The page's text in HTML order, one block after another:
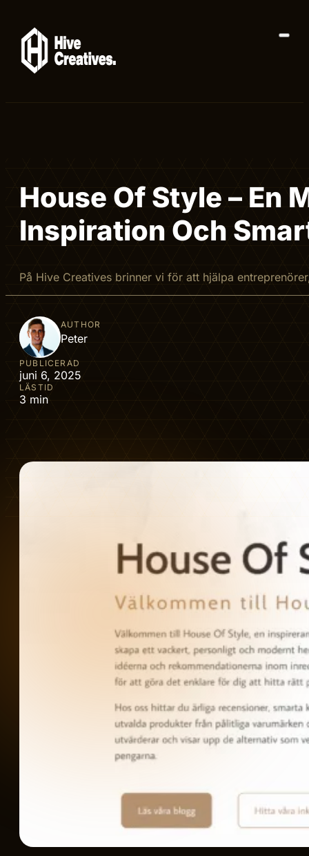
House Of Style – En
Inspiration Och
På Hive Creatives brinner vi för att hjälpa
AUTHOR
Peter
PUBLICERAD
juni 6, 2025
LÄSTID
3 min